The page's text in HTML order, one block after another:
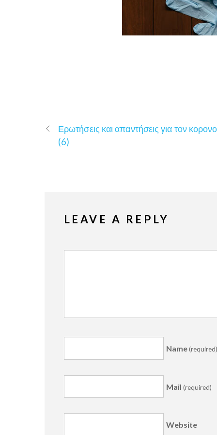
Ερωτήσεις και απαντήσεις για τον
(6)
LEAVE A REPLY
Name
Mail(required)
Website